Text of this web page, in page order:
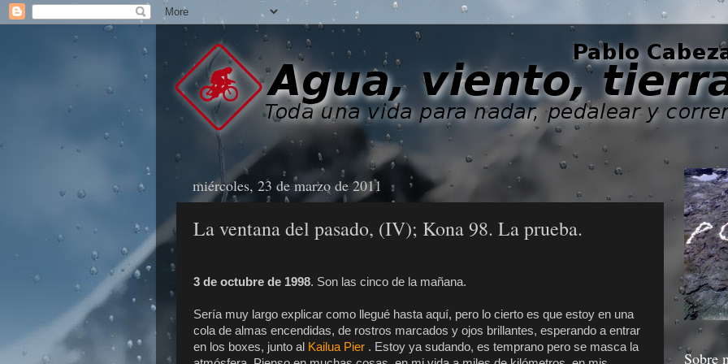
miércoles, 23 de marzo de 2011
La ventana del pasado, (IV); Kona 98. La prueba.
3 de octubre de 1998. Son las cinco de la mañana.
Sería muy largo explicar como llegué hasta aquí, pero lo cierto es que estoy en una
cola de almas encendidas, de rostros marcados y ojos brillantes, esperando a entrar
en los boxes, junto al Kailua Pier . Estoy ya sudando, es temprano pero se masca la
Sobre